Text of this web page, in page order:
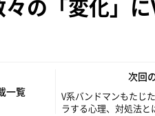
の「変化」
一覧
次回
V系バンドマンもたじ
ラする心理、対処法と